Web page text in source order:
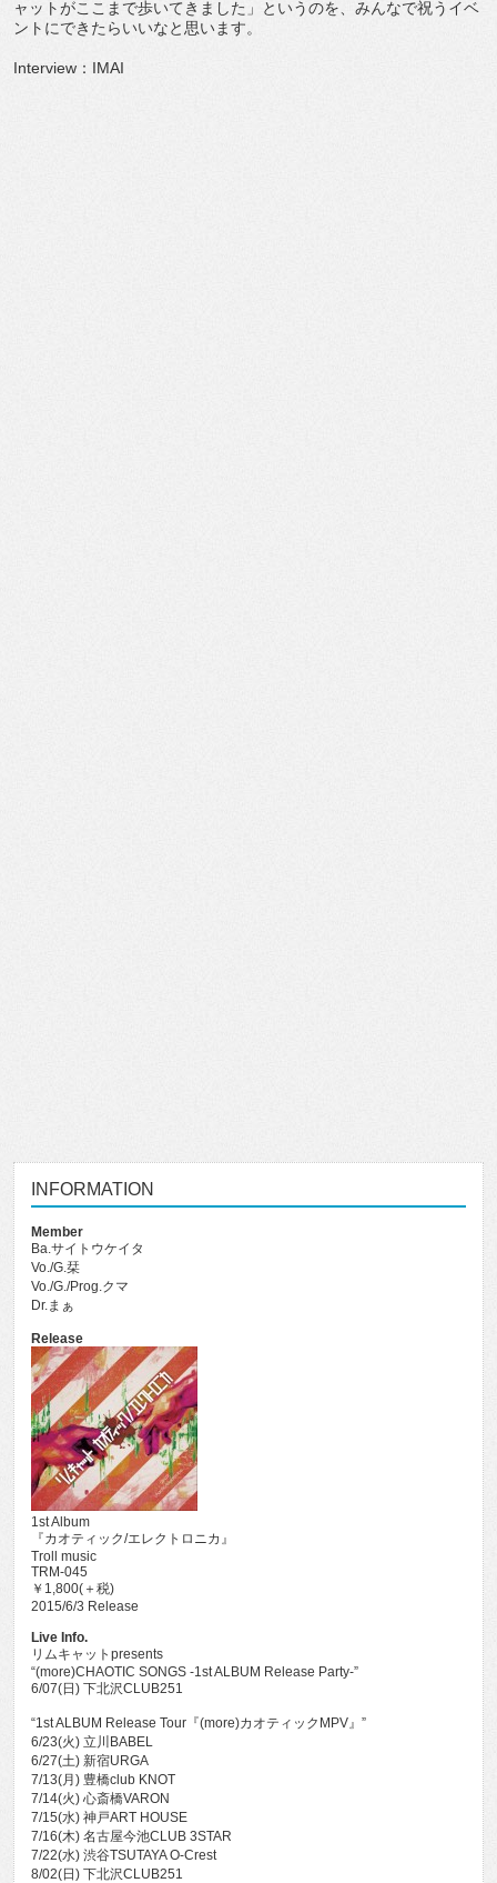
ャットがここまで歩いてきました」というのを、みんなで祝うイベ
ントにできたらいいなと思います。
Interview：IMAI
INFORMATION
Member
Ba.サイトウケイタ
Vo./G.栞
Vo./G./Prog.クマ
Dr.まぁ
Release
1st Album
『カオティック/エレクトロニカ』
Troll music
TRM-045
￥1,800(＋税)
2015/6/3 Release
Live Info.
リムキャットpresents
“(more)CHAOTIC SONGS -1st ALBUM Release Party-”
6/07(日) 下北沢CLUB251
“1st ALBUM Release Tour『(more)カオティックMPV』”
6/23(火) 立川BABEL
6/27(土) 新宿URGA
7/13(月) 豊橋club KNOT
7/14(火) 心斎橋VARON
7/15(水) 神戸ART HOUSE
7/16(木) 名古屋今池CLUB 3STAR
7/22(水) 渋谷TSUTAYA O-Crest
8/02(日) 下北沢CLUB251